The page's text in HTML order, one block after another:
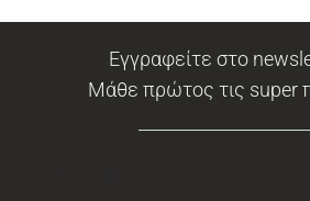
Εγγραφείτε στο
Μάθε πρώτος τις super